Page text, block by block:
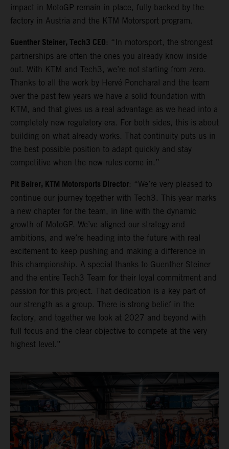
impact in MotoGP remain in place, fully backed by the
factory in Austria and the KTM Motorsport program.
Guenther Steiner, Tech3 CEO: “In motorsport, the strongest
partnerships are often the ones you already know inside
out. With KTM and Tech3, we’re not starting from zero.
Thanks to all the work by Hervé Poncharal and the team
over the past few years we have a solid foundation with
KTM, and that gives us a real advantage as we head into a
completely new regulatory era. For both sides, this is about
building on what already works. That continuity puts us in
the best possible position to adapt quickly and stay
competitive when the new rules come in.”
Pit Beirer, KTM Motorsports Director: “We’re very pleased to
continue our journey together with Tech3. This year marks
a new chapter for the team, in line with the dynamic
growth of MotoGP. We’ve aligned our strategy and
ambitions, and we’re heading into the future with real
excitement to keep pushing and making a difference in
this championship. A special thanks to Guenther Steiner
and the entire Tech3 Team for their loyal commitment and
passion for this project. That dedication is a key part of
our strength as a group. There is strong belief in the
factory, and together we look at 2027 and beyond with
full focus and the clear objective to compete at the very
highest level.”